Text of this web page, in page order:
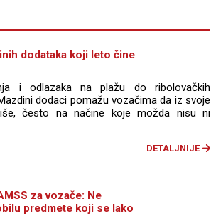
dodataka koji leto čine
i odlazaka na plažu do ribolovačkih
dodaci pomažu vozačima da iz svoje
često na načine koje možda nisu ni
DETALJNIJE
za vozače: Ne
predmete koji se lako